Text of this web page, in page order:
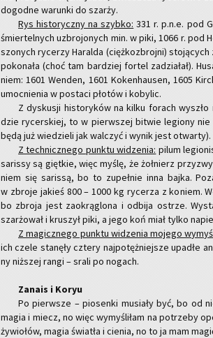
do­god­ne wa­run­ki do szar­ży.
Rys hi­sto­rycz­ny na szyb­ko: 331 r. p.n.e. pod
śmier­tel­nych uzbro­jo­nych min. w piki, 1066 r.
szo­nych ry­ce­rzy Ha­ral­da (cięż­ko­zbroj­ni)
po­ko­na­ła (choć tam bar­dziej for­tel za­dzia­łał).
niem: 1601 Wen­den, 1601 Ko­ken­hau­sen, 1605
umoc­nie­nia w po­sta­ci pło­tów i ko­by­lic.
Z dys­ku­sji hi­sto­ry­ków na kilku fo­rach
dzie ry­cer­skiej, to w pierw­szej bi­twie le­gio­ny
będą już wie­dzie­li jak wal­czyć i wynik jest otwar­ty).
Z tech­nicz­ne­go punk­tu wi­dze­nia: pilum
sa­ris­sy są gięt­kie, więc myślę, że żoł­nierz
niem się sa­ris­są, bo to zu­peł­nie inna bajka.
w zbro­je ja­kieś 800 – 1000 kg ry­ce­rza z ko­niem.
bo zbro­ja jest za­okrą­glo­na i od­bi­ja ostrze.
szar­żo­wał i kru­szył piki, a jego koń miał tylko
Z ma­gicz­ne­go punk­tu wi­dze­nia mo­je­go
ich czele sta­nę­ły czte­ry naj­po­tęż­niej­sze upa­dłe
ny niż­szej rangi – srali po no­gach.
Za­na­is i Koryu
Po pierw­sze – pio­sen­ki mu­sia­ły być, bo od
magia i miecz, no więc wy­my­śli­łam na po­trze­by
ży­wio­łów, magia świa­tła i cie­nia, no to ja mam